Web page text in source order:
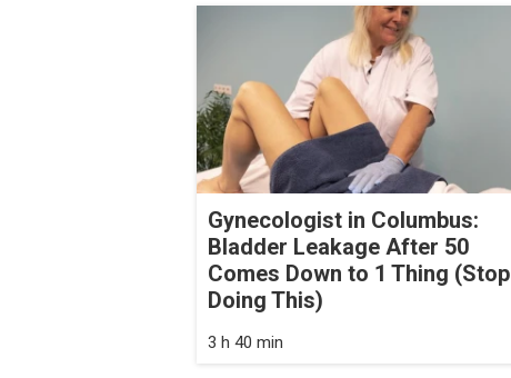
Gynecologist in Columbus:
Bladder Leakage After 50
Comes Down to 1 Thing (Stop
Doing This)
3 h 40 min